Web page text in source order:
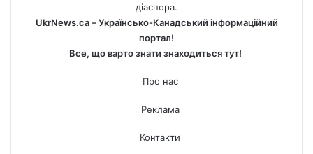
діаспора.
UkrNews.ca – Українсько-Канадський інформаційний
портал!
Все, що варто знати знаходиться тут!
Про нас
Реклама
Контакти